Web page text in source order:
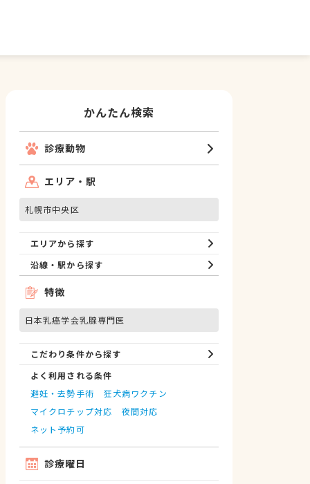
かんたん検索
診療動物
エリア・駅
札幌市中央区
エリアから探す
沿線・駅から探す
特徴
日本乳癌学会乳腺専門医
こだわり条件から探す
よく利用される条件
避妊・去勢手術
狂犬病ワクチン
マイクロチップ対応
夜間対応
ネット予約可
診療曜日